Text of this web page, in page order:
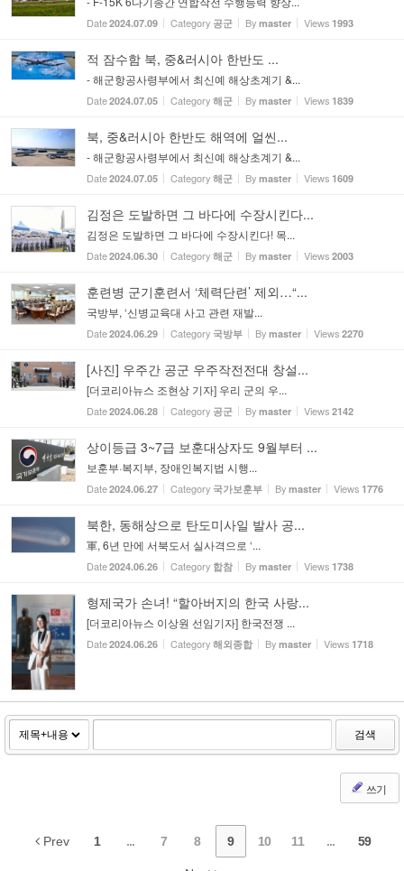
Date2024.07.09 Category 공군 By master Views 1993
적 잠수함 북, 중&러시아 한반도 ...
- 해군항공사령부에서 최신예 해상초계기 &...
Date2024.07.05 Category 해군 By master Views 1839
북, 중&러시아 한반도 해역에 얼씬...
- 해군항공사령부에서 최신예 해상초계기 &...
Date2024.07.05 Category 해군 By master Views 1609
김정은 도발하면 그 바다에 수장시킨다...
김정은 도발하면 그 바다에 수장시킨다! 목...
Date2024.06.30 Category 해군 By master Views 2003
훈련병 군기훈련서 ‘체력단련’ 제외…“...
국방부, ‘신병교육대 사고 관련 재발...
Date2024.06.29 Category 국방부 By master Views 2270
[사진] 우주간 공군 우주작전전대 창설...
[더코리아뉴스 조현상 기자] 우리 군의 우...
Date2024.06.28 Category 공군 By master Views 2142
상이등급 3~7급 보훈대상자도 9월부터 ...
보훈부·복지부, 장애인복지법 시행...
Date2024.06.27 Category 국가보훈부 By master Views 1776
북한, 동해상으로 탄도미사일 발사 공...
軍, 6년 만에 서북도서 실사격으로 ‘...
Date2024.06.26 Category 합참 By master Views 1738
형제국가 손녀! “할아버지의 한국 사랑...
[더코리아뉴스 이상원 선임기자] 한국전쟁 ...
Date2024.06.26 Category 해외종합 By master Views 1718
검색
쓰기
Prev 1 ... 7 8 9 10 11 ... 59